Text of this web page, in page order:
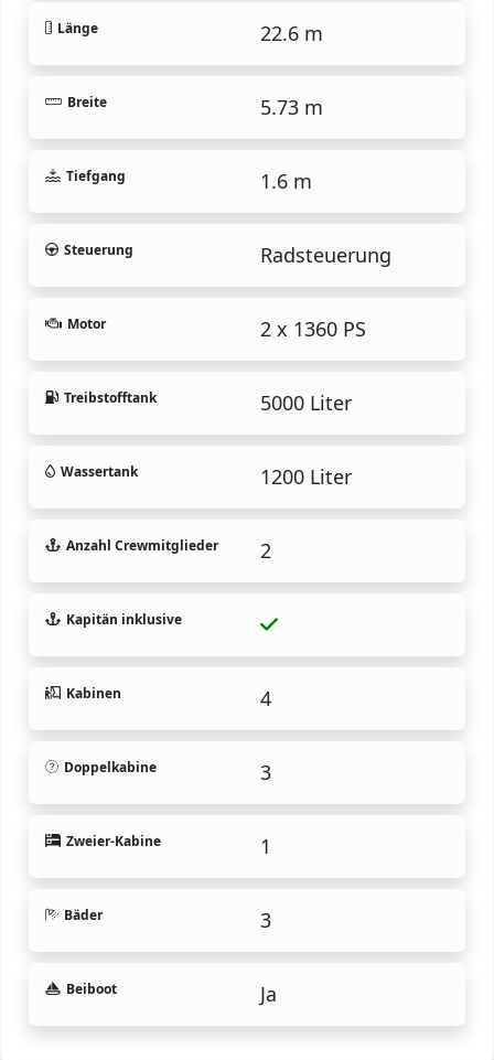
Länge 22.6 m
Breite 5.73 m
Tiefgang 1.6 m
Steuerung Radsteuerung
Motor 2 x 1360 PS
Treibstofftank 5000 Liter
Wassertank 1200 Liter
Anzahl Crewmitglieder 2
Kapitän inklusive
Kabinen 4
Doppelkabine 3
Zweier-Kabine 1
Bäder 3
Beiboot Ja